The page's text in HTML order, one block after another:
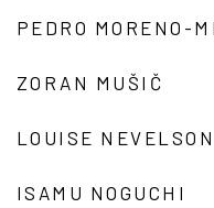
PEDRO MORENO-
ZORAN MUŠIČ
LOUISE NEVELSON
ISAMU NOGUCHI